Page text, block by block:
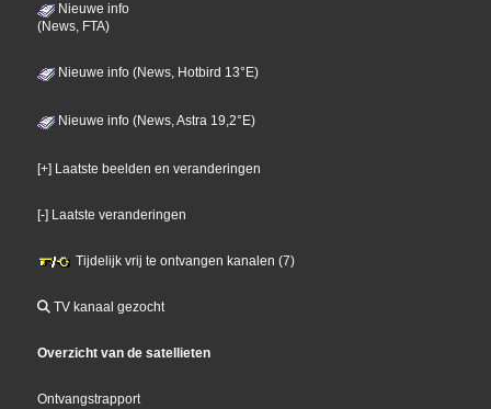
Nieuwe info
(News, FTA)
Nieuwe info (News, Hotbird 13°E)
Nieuwe info (News, Astra 19,2°E)
[+] Laatste beelden en veranderingen
[-] Laatste veranderingen
Tijdelijk vrij te ontvangen kanalen (7)
TV kanaal gezocht
Overzicht van de satellieten
Ontvangstrapport